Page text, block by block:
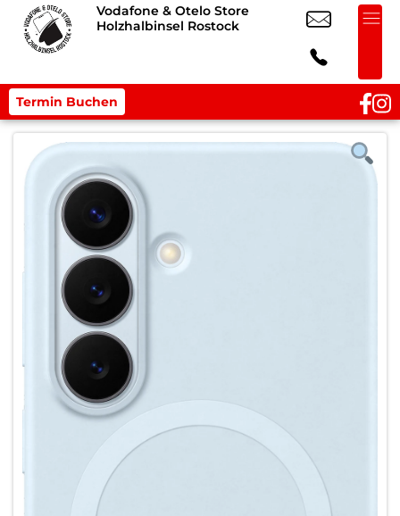
Vodafone & Otelo Store
Holzhalbinsel Rostock
Termin Buchen